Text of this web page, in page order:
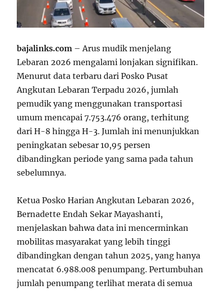
bajalinks.com – Arus mudik menjelang
Lebaran 2026 mengalami lonjakan signifikan.
Menurut data terbaru dari Posko Pusat
Angkutan Lebaran Terpadu 2026, jumlah
pemudik yang menggunakan transportasi
umum mencapai 7.753.476 orang, terhitung
dari H-8 hingga H-3. Jumlah ini menunjukkan
peningkatan sebesar 10,95 persen
dibandingkan periode yang sama pada tahun
sebelumnya.
Ketua Posko Harian Angkutan Lebaran 2026,
Bernadette Endah Sekar Mayashanti,
menjelaskan bahwa data ini mencerminkan
mobilitas masyarakat yang lebih tinggi
dibandingkan dengan tahun 2025, yang hanya
mencatat 6.988.008 penumpang. Pertumbuhan
jumlah penumpang terlihat merata di semua